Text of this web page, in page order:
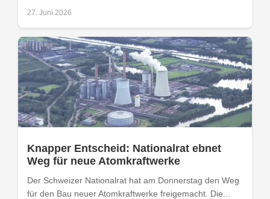
27. Juni 2026
Knapper Entscheid: Nationalrat ebnet
Weg für neue Atomkraftwerke
Der Schweizer Nationalrat hat am Donnerstag den Weg
für den Bau neuer Atomkraftwerke freigemacht. Die...